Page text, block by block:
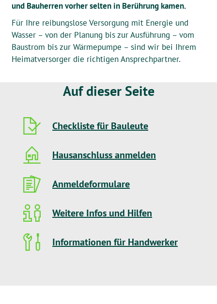
und Bauherren vorher selten in Berührung kamen.
Für Ihre reibungslose Versorgung mit Energie und
Wasser – von der Planung bis zur Ausführung – vom
Baustrom bis zur Wärmepumpe – sind wir bei Ihrem
Heimatversorger die richtigen Ansprechpartner.
Auf dieser Seite
Checkliste für Bauleute
Hausanschluss anmelden
Anmeldeformulare
Weitere Infos und Hilfen
Informationen für Handwerker